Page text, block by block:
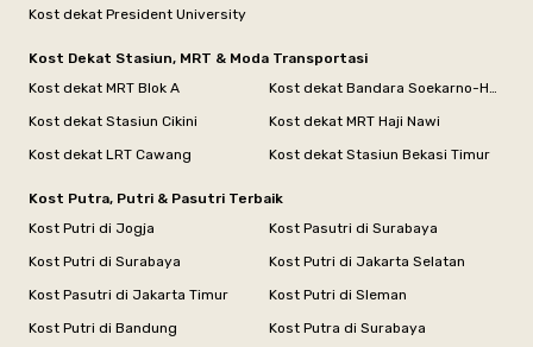
Kost dekat President University
Kost Dekat Stasiun, MRT & Moda Transportasi
Kost dekat MRT Blok A
Kost dekat Bandara Soekarno-Hatta
Kost dekat Stasiun Cikini
Kost dekat MRT Haji Nawi
Kost dekat LRT Cawang
Kost dekat Stasiun Bekasi Timur
Kost Putra, Putri & Pasutri Terbaik
Kost Putri di Jogja
Kost Pasutri di Surabaya
Kost Putri di Surabaya
Kost Putri di Jakarta Selatan
Kost Pasutri di Jakarta Timur
Kost Putri di Sleman
Kost Putri di Bandung
Kost Putra di Surabaya